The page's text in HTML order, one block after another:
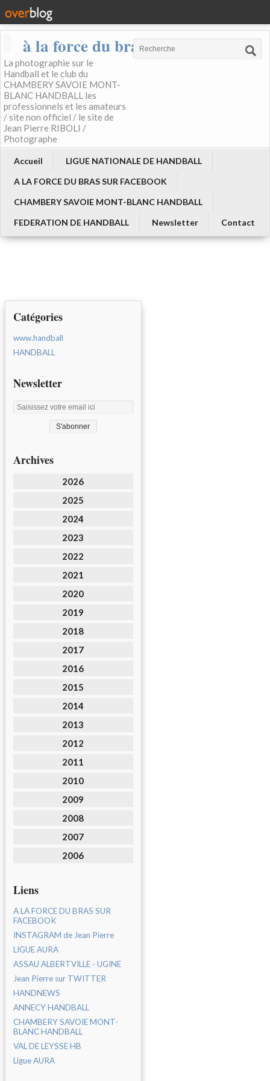
à la force du bras
La photographie sur le
Handball et le club du
CHAMBERY SAVOIE MONT-
BLANC HANDBALL les
professionnels et les amateurs
/ site non officiel / le site de
Jean Pierre RIBOLI /
Photographe
Accueil
LIGUE NATIONALE DE HANDBALL
A LA FORCE DU BRAS SUR FACEBOOK
CHAMBERY SAVOIE MONT-BLANC HANDBALL
FEDERATION DE HANDBALL
Newsletter Contact
Catégories
www.handball
HANDBALL
Newsletter
Archives
2026
2025
2024
2023
2022
2021
2020
2019
2018
2017
2016
2015
2014
2013
2012
2011
2010
2009
2008
2007
2006
Liens
A LA FORCE DU BRAS SUR
FACEBOOK
INSTAGRAM de Jean Pierre
LIGUE AURA
ASSAU ALBERTVILLE - UGINE
Jean Pierre sur TWITTER
HANDNEWS
ANNECY HANDBALL
CHAMBERY SAVOIE MONT-
BLANC HANDBALL
VAL DE LEYSSE HB
Ligue AURA